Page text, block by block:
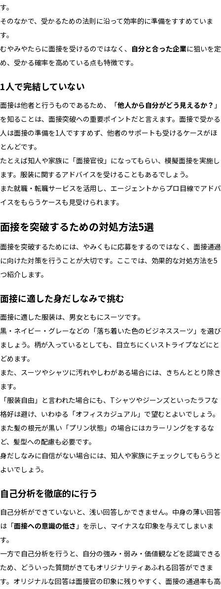
す。
そのなかで、受かるための法則に沿って効率的に準備をすすめていま
す。
むやみやたらに面接を受けるのではなく、 自分と合った企業に狙いを定
め、受かる確率を高めている点も特徴です。
1人で完結していない
面接は他者と行うものであるため、「他人から自分がどう見えるか？ 」
を知ることは、面接突破への重要ポイントだと言えます。面接で受かる
人は面接の準備を1人ですすめず、他者のサポートも受けるケースがほ
とんどです。
たとえば知人や家族に「面接官役」になってもらい、模擬面接を実施し
ます。服装に関するアドバイスを受けることもあるでしょう。
また就職・転職サービスを活用し、エージェントからプロ目線でアドバ
イスをもらうケースも見受けられます。
面接を突破するための対処方法5選
面接を突破するためには、やみくもに応募をするのではなく、面接通過
に向けた対策を行うことが大切です。ここでは、効果的な対処方法を5
つ紹介します。
面接に適した身だしなみで挑む
面接に適した服装は、男女ともにスーツです。
黒・ネイビー・グレーなどの「落ち着いた色のビジネススーツ」を選び
ましょう。柄が入っているとしても、目立ちにくいストライプなどにと
どめます。
また、スーツやシャツに汚れやしわがある場合には、きちんととり除き
ます。
「服装自由」と言われた場合にも、Tシャツやジーンズといったラフな
格好は避け、いわゆる「オフィスカジュアル」で望むとよいでしょう。
また髪の根元が黒い「プリン状態」の場合にはカラーリングをするな
ど、髪型への配慮も必要です。
身だしなみに自信がない場合には、知人や家族にチェックしてもらうと
よいでしょう。
自己分析を徹底的に行う
自己分析ができていないと、浅い回答しかできません。中身の薄い回答
は「面接への意識の低さ 」を示し、マイナスな印象を与えてしまいま
す。
一方で自己分析を行うと、自分の強み・弱み・価値観などを認識できる
ため、どういった質問がきてもオリジナリティあふれる回答ができま
す。オリジナルな回答は面接官の印象に残りやすく、面接の通過率も高